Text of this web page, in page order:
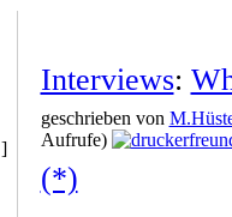
]
Interviews:
geschrieben von
Aufrufe)
(*)